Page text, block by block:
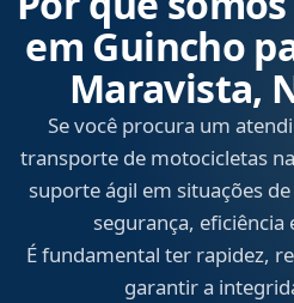
em Guincho
Maravista,
Se você procura um
transporte de motocicletas
suporte ágil em situações
segurança, eficiência
É fundamental ter rapidez,
garantir a